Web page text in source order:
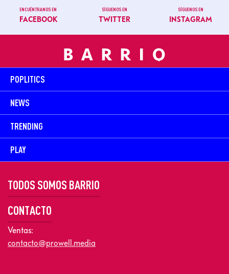
ENCUÉNTRANOS EN
FACEBOOK
SÍGUENOS EN
TWITTER
SÍGUENOS EN
INSTAGRAM
POPLITICS
NEWS
TRENDING
PLAY
TODOS SOMOS BARRIO
CONTACTO
Ventas:
contacto@prowell.media